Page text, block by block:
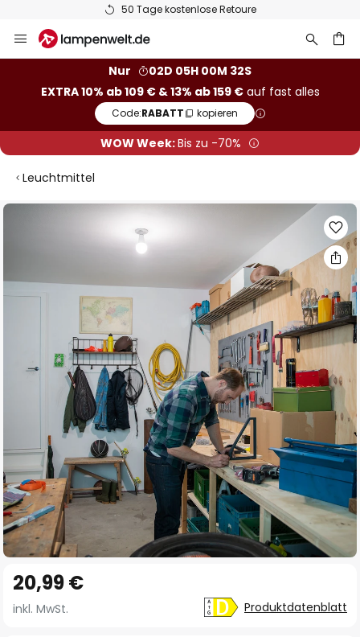
50 Tage kostenlose Retoure
Inhalt
Nur
02D 05H 00M 31S
EXTRA 10% ab 109 € & 13% ab 159 €auf fast alles
Code:RABATT kopieren
WOW Week:Bis zu -70%
Leuchtmittel
Zum
springen
Anfang
der
20,99 €
inkl. MwSt. Produktdatenblatt